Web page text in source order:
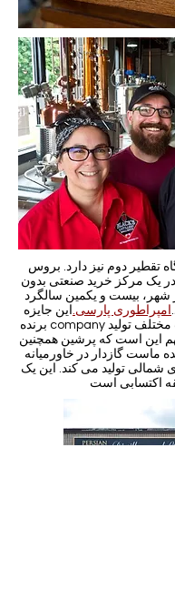
تقطیر دوم نیز دارد. بروس
یک مرکز خرید صنعتی بدون
بیست و یکمین سالگرد
امپراطوری پارسی. این جایزه
برنده company کمتر از 26 عرقیات مختلف تولید
این است که پرشین همچنین
ماست گازدار در خاورمیانه
شمالی تولید می کند. این یک